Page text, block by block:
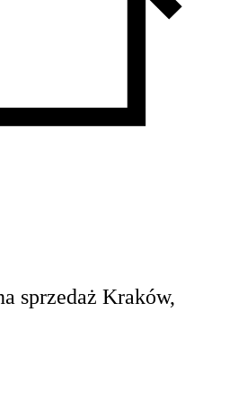
sprzedaż Kraków,